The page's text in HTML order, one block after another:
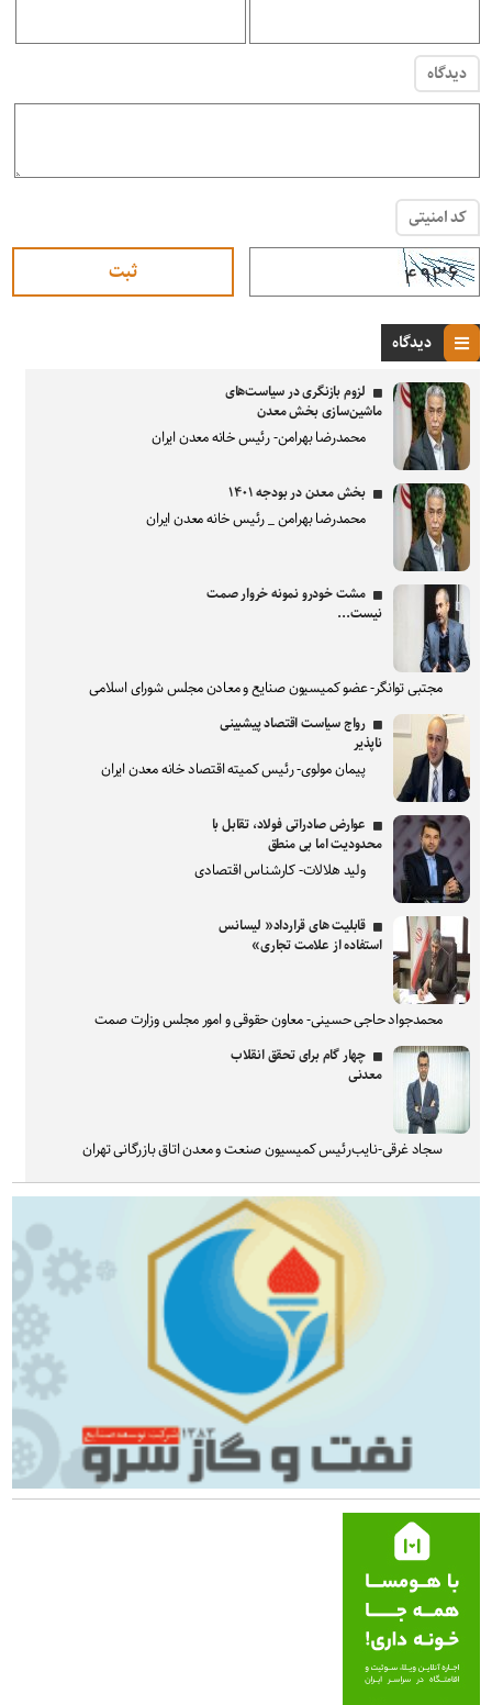
دیدگاه
کد امنیتی
دیدگاه
لزوم بازنگری در سیاست‌های
ماشین‌سازی بخش معدن
محمدرضا بهرامن- رئیس خانه معدن ایران
بخش معدن در بودجه ۱۴۰۱
محمدرضا بهرامن _ رئیس خانه معدن ایران
مشت خودرو نمونه خروار صمت
نیست...
مجتبی توانگر- عضو کمیسیون صنایع و معادن مجلس شورای اسلامی
رواج سیاست اقتصاد پیشبینی
ناپذیر
پیمان مولوی- رئیس کمیته اقتصاد خانه معدن ایران
عوارض صادراتی فولاد، تقابل با
محدودیت اما بی منطق
ولید هلالات- کارشناس اقتصادی
قابلیت های قرارداد« لیسانس
استفاده از علامت تجاری»
محمدجواد حاجی حسینی- معاون حقوقی و امور مجلس وزارت صمت
چهار گام برای تحقق انقلاب
معدنی
سجاد غرقی-نایب‌رئیس کمیسیون صنعت و معدن اتاق بازرگانی تهران